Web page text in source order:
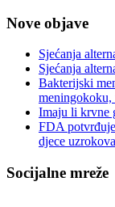
Nove objave
Sjećanja
Sjećanja
Bakterijski
Imaju li krvne
FDA
djece
Socijalne mreže